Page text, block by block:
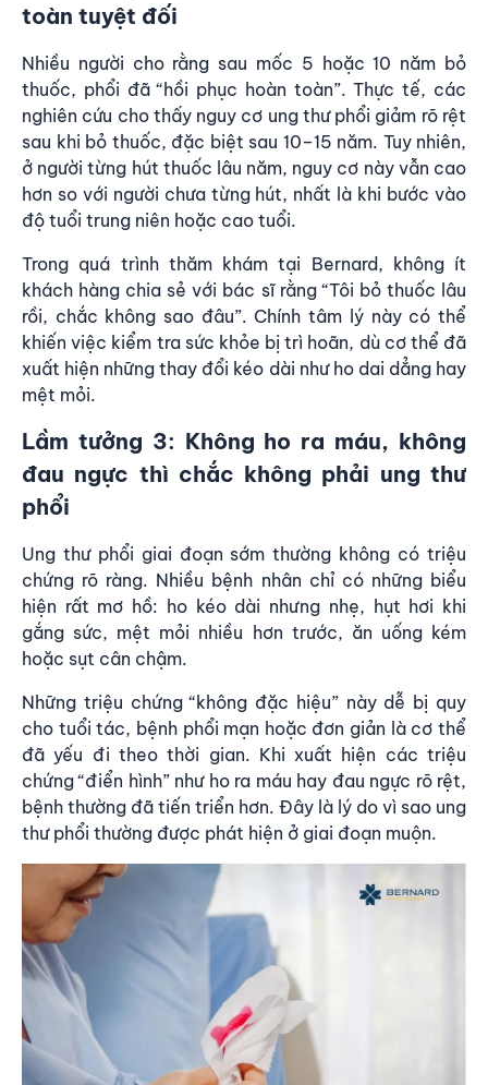
toàn tuyệt đối
Nhiều người cho rằng sau mốc 5 hoặc 10 năm bỏ
thuốc, phổi đã “hồi phục hoàn toàn”. Thực tế, các
nghiên cứu cho thấy nguy cơ ung thư phổi giảm rõ rệt
sau khi bỏ thuốc, đặc biệt sau 10–15 năm. Tuy nhiên,
ở người từng hút thuốc lâu năm, nguy cơ này vẫn cao
hơn so với người chưa từng hút, nhất là khi bước vào
độ tuổi trung niên hoặc cao tuổi.
Trong quá trình thăm khám tại Bernard, không ít
khách hàng chia sẻ với bác sĩ rằng “Tôi bỏ thuốc lâu
rồi, chắc không sao đâu”. Chính tâm lý này có thể
khiến việc kiểm tra sức khỏe bị trì hoãn, dù cơ thể đã
xuất hiện những thay đổi kéo dài như ho dai dẳng hay
mệt mỏi.
Lầm tưởng 3: Không ho ra máu, không
đau ngực thì chắc không phải ung thư
phổi
Ung thư phổi giai đoạn sớm thường không có triệu
chứng rõ ràng. Nhiều bệnh nhân chỉ có những biểu
hiện rất mơ hồ: ho kéo dài nhưng nhẹ, hụt hơi khi
gắng sức, mệt mỏi nhiều hơn trước, ăn uống kém
hoặc sụt cân chậm.
Những triệu chứng “không đặc hiệu” này dễ bị quy
cho tuổi tác, bệnh phổi mạn hoặc đơn giản là cơ thể
đã yếu đi theo thời gian. Khi xuất hiện các triệu
chứng “điển hình” như ho ra máu hay đau ngực rõ rệt,
bệnh thường đã tiến triển hơn. Đây là lý do vì sao ung
thư phổi thường được phát hiện ở giai đoạn muộn.